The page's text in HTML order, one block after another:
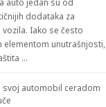
auto jedan su od
dodataka za
Iako se često
elementom unutrašnjosti,
…
svoj automobil ceradom